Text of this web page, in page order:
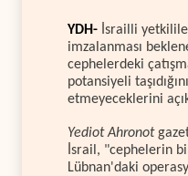
YDH- İsrailli
imzalanması
cephelerdeki
potansiyeli
etmeyeceklerini
Yediot Ahronot
İsrail, "cephelerin
Lübnan'daki